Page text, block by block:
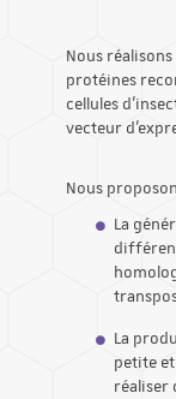
Nous
protéines
cellules
vecteur
Nous
La
La
petite
réaliser